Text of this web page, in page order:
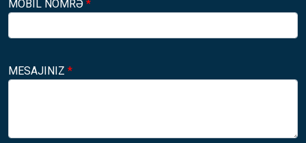
MOBIL NÖMRƏ *
MESAJINIZ *